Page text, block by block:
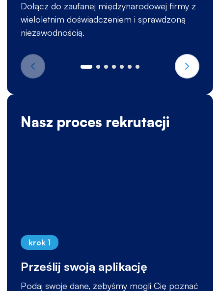
Dołącz do zaufanej międzynarodowej firmy z
wieloletnim doświadczeniem i sprawdzoną
niezawodnością.
Nasz proces rekrutacji
krok 1
Prześlij swoją aplikację
Podaj swoje dane, żebyśmy mogli Cię poznać